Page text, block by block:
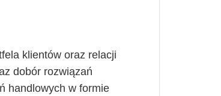
klientów oraz relacji
dobór rozwiązań
handlowych w formie